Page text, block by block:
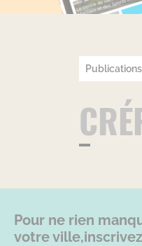
Publications
Pour ne rien
votre ville,